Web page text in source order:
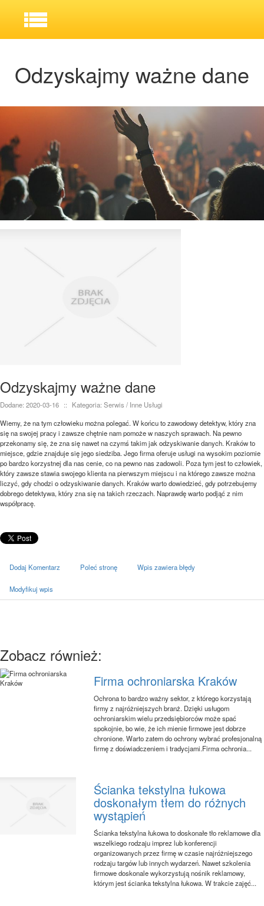
Odzyskajmy ważne dane
Odzyskajmy ważne dane
Dodane: 2020-03-16 ::
Kategoria: Serwis / Inne Usługi
Wiemy, że na tym człowieku można polegać. W końcu to zawodowy detektyw, który zna
się na swojej pracy i zawsze chętnie nam pomoże w naszych sprawach. Na pewno
przekonamy się, że zna się nawet na czymś takim jak odzyskiwanie danych. Kraków to
miejsce, gdzie znajduje się jego siedziba. Jego firma oferuje usługi na wysokim poziomie
po bardzo korzystnej dla nas cenie, co na pewno nas zadowoli. Poza tym jest to człowiek,
który zawsze stawia swojego klienta na pierwszym miejscu i na którego zawsze można
liczyć, gdy chodzi o odzyskiwanie danych. Kraków warto dowiedzieć, gdy potrzebujemy
dobrego detektywa, który zna się na takich rzeczach. Naprawdę warto podjąć z nim
współpracę.
Dodaj Komentarz Poleć stronę Wpis zawiera błędy
Modyfikuj wpis
Zobacz również:
Firma ochroniarska Kraków
Ochrona to bardzo ważny sektor, z którego korzystają
firmy z najróżniejszych branż. Dzięki usługom
ochroniarskim wielu przedsiębiorców może spać
spokojnie, bo wie, że ich mienie firmowe jest dobrze
chronione. Warto zatem do ochrony wybrać profesjonalną
firmę z doświadczeniem i tradycjami.Firma ochronia...
Ścianka tekstylna łukowa
doskonałym tłem do różnych
wystąpień
Ścianka tekstylna łukowa to doskonałe tło reklamowe dla
wszelkiego rodzaju imprez lub konferencji
organizowanych przez firmę w czasie najróżniejszego
rodzaju targów lub innych wydarzeń. Nawet szkolenia
firmowe doskonale wykorzystują nośnik reklamowy,
którym jest ścianka tekstylna łukowa. W trakcie zajęć...